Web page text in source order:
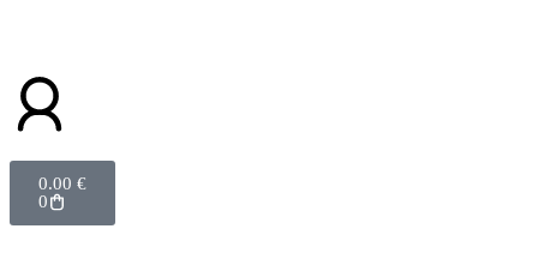
0.00 €
0